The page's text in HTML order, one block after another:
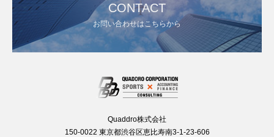
CONTACT
お問い合わせはこちらから
Quaddro株式会社
150-0022 東京都渋谷区恵比寿南3-1-23-606